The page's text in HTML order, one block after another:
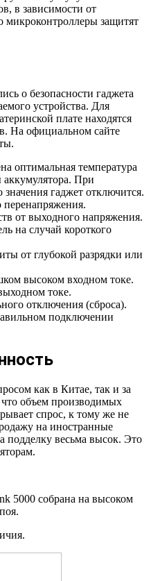
в зависимости от
микроконтроллеры защитят
о безопасности гаджета
устройства. Для
плате находятся
На официальном сайте
оптимальная температура
аккумулятора. При
гаджет отключится.
от выходного напряжения.
на случай короткого
от глубокой разрядки или
высоком входном токе.
токе.
отключения (сброса).
подключении
как в Китае, так и за
объем производимых
спрос, к тому же не
на иностранные
подделку весьма высок. Это
5000 собрана на высоком